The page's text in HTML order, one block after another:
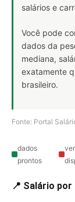
salários e
Você pode
dados da
mediana,
exatamente
brasileiro.
Fonte: Portal
dados
prontos
📍 Salário por